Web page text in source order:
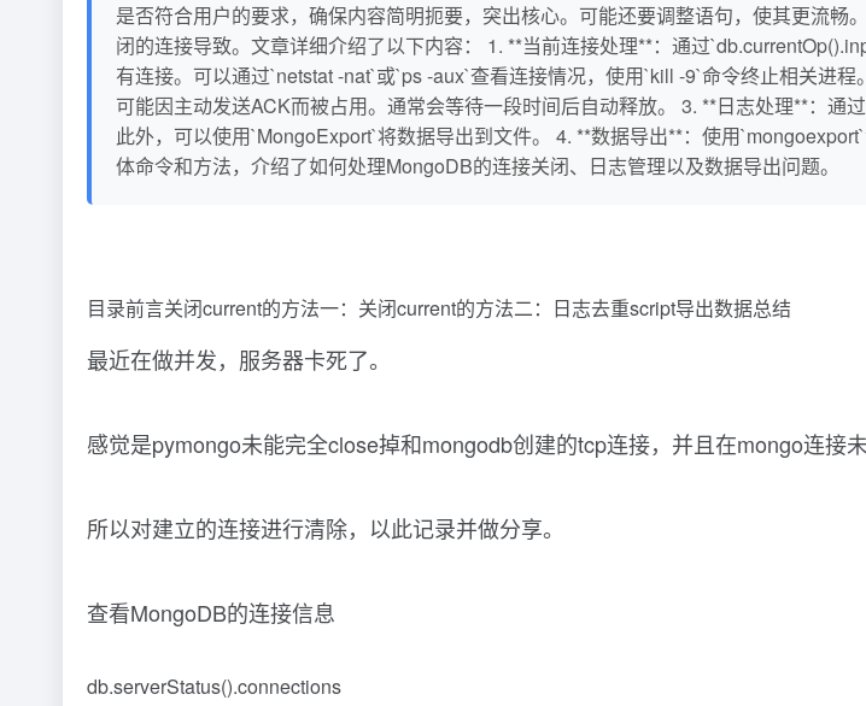
是否符合用户的要求，确保内容简明扼要，突出核心。可能还要调整语句，使其更流
闭的连接导致。文章详细介绍了以下内容： 1. **当前连接处理**：通过
有连接。可以通过`netstat -nat`或`ps -aux`查看连接情况，使用`kill -9`命令终止相关进
可能因主动发送ACK而被占用。通常会等待一段时间后自动释放。 3. **日志处理**：通
此外，可以使用`MongoExport`将数据导出到文件。 4. **数据导出**：使用
体命令和方法，介绍了如何处理MongoDB的连接关闭、日志管理以及数据导出问题。
目录前言关闭current的方法一：关闭current的方法二：日志去重script导出数据总结
最近在做并发，服务器卡死了。
感觉是pymongo未能完全close掉和mongodb创建的tcp连接，并且在mongo连接
所以对建立的连接进行清除，以此记录并做分享。
查看MongoDB的连接信息
db.serverStatus().connections